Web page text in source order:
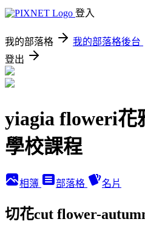
登入
我的部落格 我的部落格後台
登出
yiagia floweri花
學校課程
相簿 部落格 名片
切花cut flower-